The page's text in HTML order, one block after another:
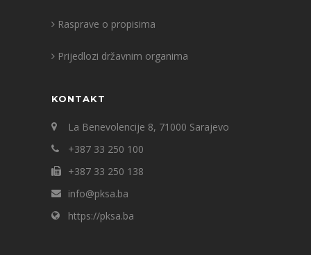
Rasprave o propisima
Prijedlozi državnim organima
KONTAKT
La Benevolencije 8, 71000 Sarajevo
+387 33 250 100
+387 33 250 138
info@pksa.ba
https://pksa.ba